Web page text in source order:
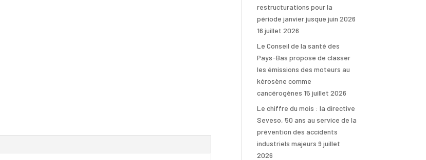
restructurations pour la
période janvier jusque juin 2026
16 juillet 2026
Le Conseil de la santé des
Pays-Bas propose de classer
les émissions des moteurs au
kérosène comme
cancérogènes 15 juillet 2026
Le chiffre du mois : la directive
Seveso, 50 ans au service de la
prévention des accidents
industriels majeurs 9 juillet
2026